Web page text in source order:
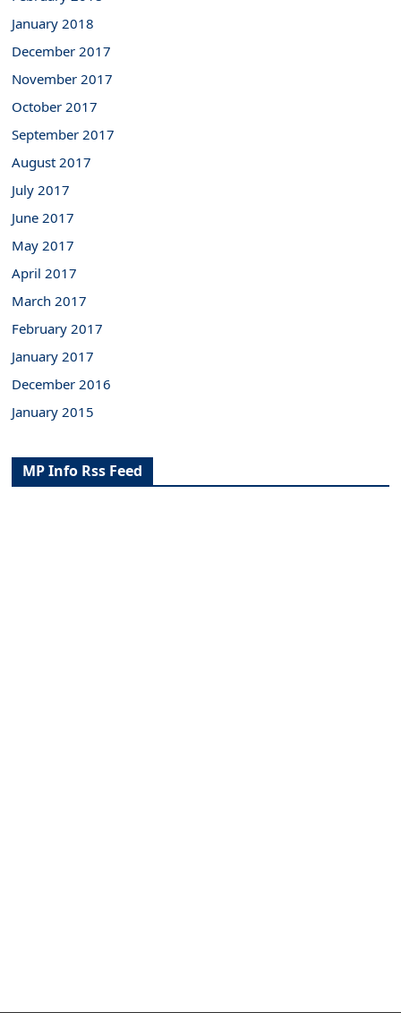
January 2018
December 2017
November 2017
October 2017
September 2017
August 2017
July 2017
June 2017
May 2017
April 2017
March 2017
February 2017
January 2017
December 2016
January 2015
MP Info Rss Feed